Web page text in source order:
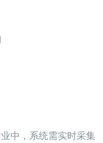
中，系统需实时采集